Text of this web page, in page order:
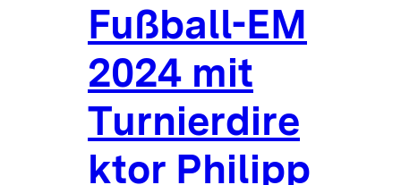
Fußball-EM
2024 mit
Turnierdire
ktor Philipp